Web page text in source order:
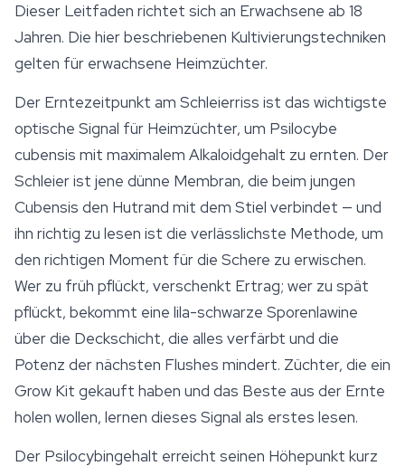
Dieser Leitfaden richtet sich an Erwachsene ab 18
Jahren. Die hier beschriebenen Kultivierungstechniken
gelten für erwachsene Heimzüchter.
Der Erntezeitpunkt am Schleierriss ist das wichtigste
optische Signal für Heimzüchter, um Psilocybe
cubensis mit maximalem Alkaloidgehalt zu ernten. Der
Schleier ist jene dünne Membran, die beim jungen
Cubensis den Hutrand mit dem Stiel verbindet — und
ihn richtig zu lesen ist die verlässlichste Methode, um
den richtigen Moment für die Schere zu erwischen.
Wer zu früh pflückt, verschenkt Ertrag; wer zu spät
pflückt, bekommt eine lila-schwarze Sporenlawine
über die Deckschicht, die alles verfärbt und die
Potenz der nächsten Flushes mindert. Züchter, die ein
Grow Kit gekauft haben und das Beste aus der Ernte
holen wollen, lernen dieses Signal als erstes lesen.
Der Psilocybingehalt erreicht seinen Höhepunkt kurz